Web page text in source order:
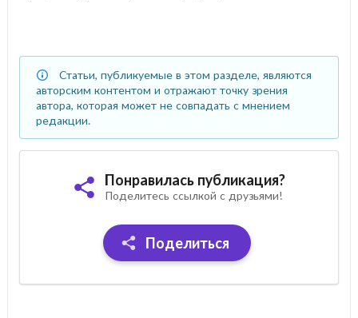
Статьи, публикуемые в этом разделе, являются
авторским контентом и отражают точку зрения
автора, которая может не совпадать с мнением
редакции.
Понравилась публикация?
Поделитесь ссылкой с друзьями!
Поделиться